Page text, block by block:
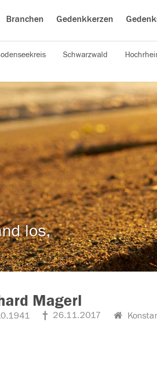
Branchen Gedenkkerzen
Schwarzwald
los,
Magerl
26.11.2017